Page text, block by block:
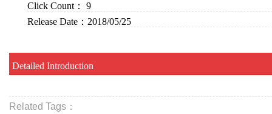
Click Count：
9
Release Date： 2018/05/25
Detailed Introduction
Related Tags：